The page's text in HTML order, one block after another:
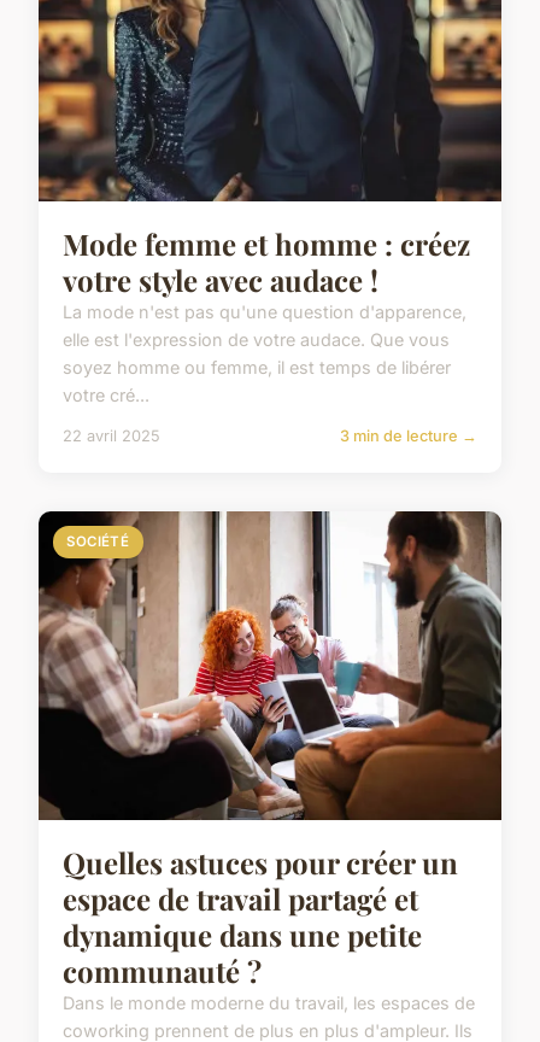
Mode femme et homme : créez
votre style avec audace !
La mode n'est pas qu'une question d'apparence,
elle est l'expression de votre audace. Que vous
soyez homme ou femme, il est temps de libérer
votre cré...
22 avril 2025 3 min de lecture →
SOCIÉTÉ
Quelles astuces pour créer un
espace de travail partagé et
dynamique dans une petite
communauté ?
Dans le monde moderne du travail, les espaces de
coworking prennent de plus en plus d'ampleur. Ils